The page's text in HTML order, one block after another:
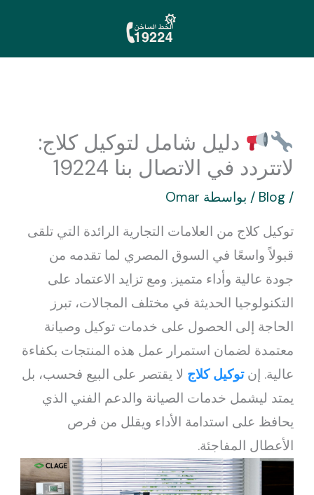
المحتوى
دليل شامل لتوكيل كلاج:
لاتتردد في الاتصال بنا 19224
/
Blog / بواسطة Omar
توكيل كلاج من العلامات التجارية الرائدة التي تلقى
قبولاً واسعًا في السوق المصري لما تقدمه من
جودة عالية وأداء متميز. ومع تزايد الاعتماد على
التكنولوجيا الحديثة في مختلف المجالات، تبرز
الحاجة إلى الحصول على خدمات توكيل وصيانة
معتمدة لضمان استمرار عمل هذه المنتجات بكفاءة
عالية. إنتوكيل كلاج لا يقتصر على البيع فحسب، بل
يمتد ليشمل خدمات الصيانة والدعم الفني الذي
يحافظ على استدامة الأداء ويقلل من فرص
الأعطال المفاجئة.